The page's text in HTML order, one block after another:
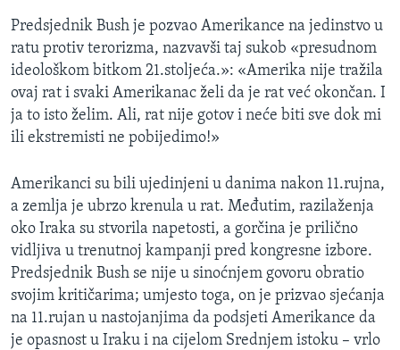
Jezici
Predsjednik Bush je pozvao Amerikance na jedinstvo u
ratu protiv terorizma, nazvavši taj sukob «presudnom
ideološkom bitkom 21.stoljeća.»: «Amerika nije tražila
ovaj rat i svaki Amerikanac želi da je rat već okončan. I
ja to isto želim. Ali, rat nije gotov i neće biti sve dok mi
ili ekstremisti ne pobijedimo!»
Amerikanci su bili ujedinjeni u danima nakon 11.rujna,
a zemlja je ubrzo krenula u rat. Međutim, razilaženja
oko Iraka su stvorila napetosti, a gorčina je prilično
vidljiva u trenutnoj kampanji pred kongresne izbore.
Predsjednik Bush se nije u sinoćnjem govoru obratio
svojim kritičarima; umjesto toga, on je prizvao sjećanja
na 11.rujan u nastojanjima da podsjeti Amerikance da
je opasnost u Iraku i na cijelom Srednjem istoku – vrlo